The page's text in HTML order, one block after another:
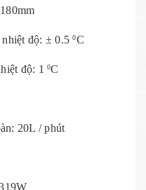
nhiệt độ: ± 0.50C
độ: 1 0C
20L / phút